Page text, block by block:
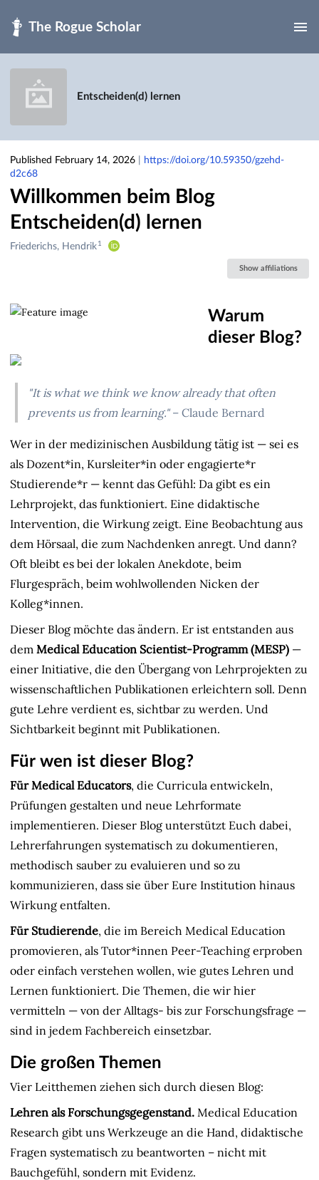
Entscheiden(d) lernen
Published February 14, 2026
https://doi.org/10.59350/gzehd-
d2c68
Willkommen beim Blog
Entscheiden(d) lernen
Creators
Friederichs, Hendrik 1
Show affiliations
Warum
dieser Blog?
"It is what we think we know already that often
prevents us from learning."– Claude Bernard
Wer in der medizinischen Ausbildung tätig ist — sei es
als Dozent*in, Kursleiter*in oder engagierte*r
Studierende*r — kennt das Gefühl: Da gibt es ein
Lehrprojekt, das funktioniert. Eine didaktische
Intervention, die Wirkung zeigt. Eine Beobachtung aus
dem Hörsaal, die zum Nachdenken anregt. Und dann?
Oft bleibt es bei der lokalen Anekdote, beim
Flurgespräch, beim wohlwollenden Nicken der
Kolleg*innen.
Dieser Blog möchte das ändern. Er ist entstanden aus
dem Medical Education Scientist-Programm (MESP) —
einer Initiative, die den Übergang von Lehrprojekten zu
wissenschaftlichen Publikationen erleichtern soll. Denn
gute Lehre verdient es, sichtbar zu werden. Und
Sichtbarkeit beginnt mit Publikationen.
Für wen ist dieser Blog?
Für Medical Educators, die Curricula entwickeln,
Prüfungen gestalten und neue Lehrformate
implementieren. Dieser Blog unterstützt Euch dabei,
Lehrerfahrungen systematisch zu dokumentieren,
methodisch sauber zu evaluieren und so zu
kommunizieren, dass sie über Eure Institution hinaus
Wirkung entfalten.
Für Studierende, die im Bereich Medical Education
promovieren, als Tutor*innen Peer-Teaching erproben
oder einfach verstehen wollen, wie gutes Lehren und
Lernen funktioniert. Die Themen, die wir hier
vermitteln — von der Alltags- bis zur Forschungsfrage —
sind in jedem Fachbereich einsetzbar.
Die großen Themen
Vier Leitthemen ziehen sich durch diesen Blog:
Lehren als Forschungsgegenstand. Medical Education
Research gibt uns Werkzeuge an die Hand, didaktische
Fragen systematisch zu beantworten – nicht mit
Bauchgefühl, sondern mit Evidenz.